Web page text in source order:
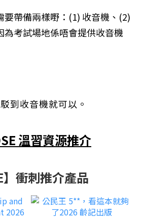
要帶備兩樣嘢：(1) 收音機、(2)
為考試場地係唔會提供收音機
到收音機就可以。
溫習資源推介
】衝刺推介產品